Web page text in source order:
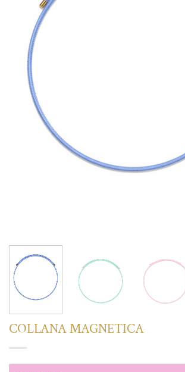
COLLANA MAGNETICA